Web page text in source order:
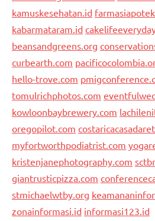
kamuskesehatan.id
kabarmataram.id
beansandgreens.org
curbearth.com
hello-trove.com
tomulrichphotos.com
kowloonbaybrewery.com
oregopilot.com
myfortworthpodiatrist.com
kristenjanephotography.com
giantrusticpizza.com
stmichaelwtby.org
zonainformasi.id informasi123.id